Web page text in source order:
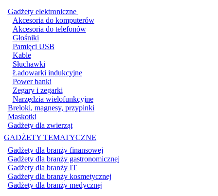
Gadżety elektroniczne
Akcesoria do komputerów
Akcesoria do telefonów
Głośniki
Pamięci USB
Kable
Słuchawki
Ładowarki indukcyjne
Power banki
Zegary i zegarki
Narzędzia wielofunkcyjne
Breloki, magnesy, przypinki
Maskotki
Gadżety dla zwierząt
GADŻETY TEMATYCZNE
Gadżety dla branży finansowej
Gadżety dla branży gastronomicznej
Gadżety dla branży IT
Gadżety dla branży kosmetycznej
Gadżety dla branży medycznej